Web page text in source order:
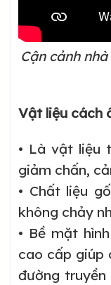
Cận cảnh
Vật liệu cách
• Là vật liệu
giảm chấn,
• Chất liệu
không chảy
• Bề mặt
cao cấp giúp
đường